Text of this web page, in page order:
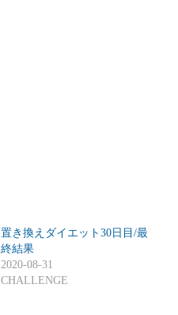
置き換えダイエット30日目/最
終結果
2020-08-31
CHALLENGE